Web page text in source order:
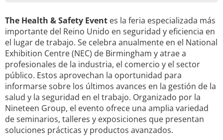
The Health & Safety Event es la feria especializada más
importante del Reino Unido en seguridad y eficiencia en
el lugar de trabajo. Se celebra anualmente en el National
Exhibition Centre (NEC) de Birmingham y atrae a
profesionales de la industria, el comercio y el sector
público. Estos aprovechan la oportunidad para
informarse sobre los últimos avances en la gestión de la
salud y la seguridad en el trabajo. Organizado por la
Nineteen Group, el evento ofrece una amplia variedad
de seminarios, talleres y exposiciones que presentan
soluciones prácticas y productos avanzados.